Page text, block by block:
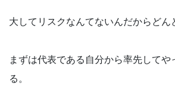
大してリスクなんてないんだからどん
まずは代表である自分から率先してや
る。